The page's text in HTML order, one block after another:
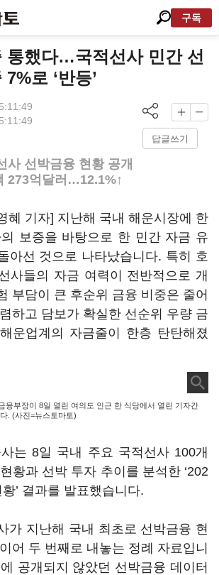
구독
통했다…국적선사 민간 선
로 ‘반등’
답글쓰기
사 선박금융 현황 공개
273억달러…12.1%↑
혜 기자] 지난해 국내 해운시장에 한
보증을 바탕으로 한 민간 자금 유
아선 것으로 나타났습니다. 특히 호
사들의 자금 여력이 전반적으로 개
부담이 큰 후순위 금융 비중은 줄어
하고 담보가 확실한 선순위 우량 금
운업계의 자금줄이 한층 탄탄해졌
융부장이 8일 열린 여의도 인근 한 식당에서 열린 기자간
. (사진=뉴스토마토)
는 8일 국내 주요 국적선사 100개
황과 선박 투자 추이를 분석한 ‘202
’ 결과를 발표했습니다.
가 지난해 국내 최초로 선박금융 현
어 두 번째로 내놓는 정례 자료입니
공개되지 않았던 선박금융 데이터